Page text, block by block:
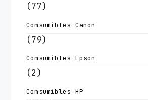
(77)
Consumibles Canon
(79)
Consumibles Epson
(2)
Consumibles HP